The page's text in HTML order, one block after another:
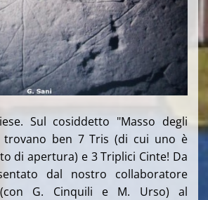
Sul cosiddetto "Masso degli
ben 7 Tris (di cui uno è
di apertura) e 3 Triplici Cinte! Da
dal nostro collaboratore
(con G. Cinquili e M. Urso) al